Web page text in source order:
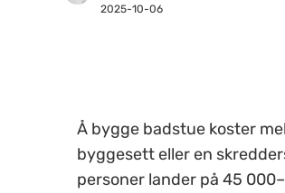
2025-10-06
Å bygge badstue koster
byggesett eller en
personer lander på 45